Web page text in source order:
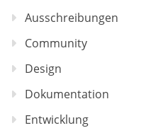
Ausschreibungen
Community
Design
Dokumentation
Entwicklung